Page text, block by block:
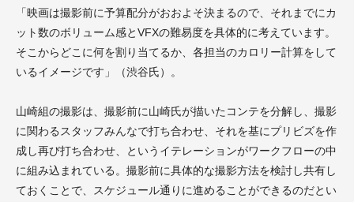
「映画は撮影前に予算配分がおおよそ決まるので、それまでにカ
ット数のボリューム感とVFXの難易度を具体的に考えています。
そこからどこに何を割り当てるか、各担当のカロリー計算をして
いるイメージです」（渋谷氏）。
山崎組の撮影は、撮影前に山崎氏が描いたコンテを分解し、撮影
に関わるスタッフみんなで打ち合わせ、それを基にプリビズを作
成し再び打ち合わせ、というイテレーションがワークフローの中
に組み込まれている。撮影前に具体的な撮影方法を検討し共有し
ておくことで、スケジュール通りに進めることができるのだとい